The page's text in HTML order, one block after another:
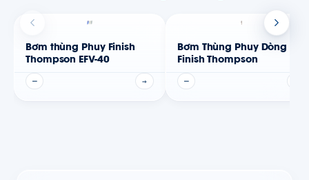
Bơm thùng Phuy Finish
Thompson EFV-40
— →
Bơm Thùng Phuy Dòng TT -
Finish Thompson
—